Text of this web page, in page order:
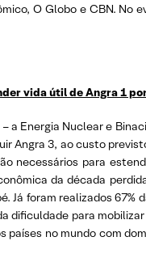
O Globo e CBN.
vida útil de Angra 1
Energia Nuclear e
Angra 3, ao custo
necessários para
da década
foram realizados
dificuldade para
países no mundo com